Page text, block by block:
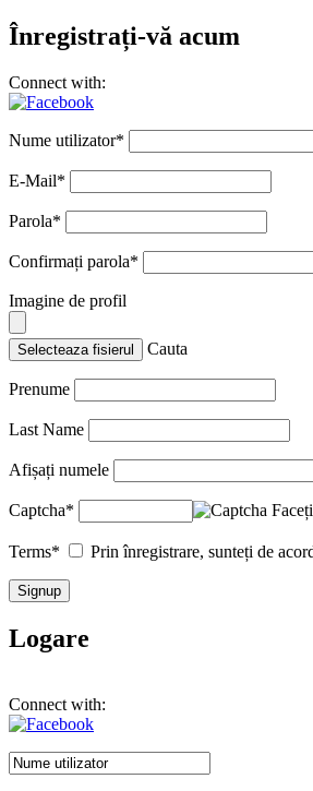
Înregistrați-vă acum
Connect with:
Nume utilizator*
E-Mail*
Parola*
Confirmați parola*
Imagine de profil
Selecteaza fisierul Cauta
Prenume
Last Name
Afișați numele
Captcha*
Terms* Prin înregistrare, sunteți de
Logare
Connect with: